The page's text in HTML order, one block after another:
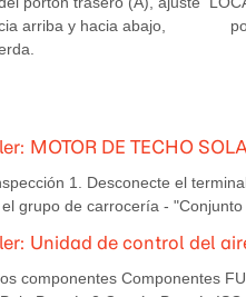
arriba y hacia abajo,
MOTOR DE TECHO
1. Desconecte el
grupo de carrocería -
Unidad de control del
componentes Componentes